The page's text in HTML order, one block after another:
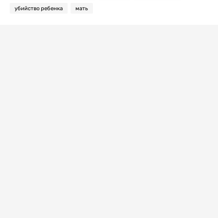
убийство ребенка мать